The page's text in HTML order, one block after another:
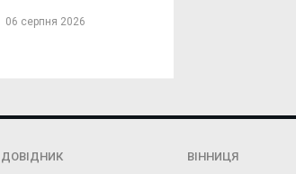
06 серпня 2026
ДОВІДНИК ВІННИЦЯ